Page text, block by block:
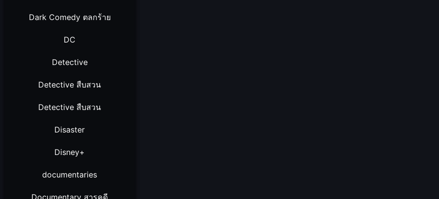
Dark Comedy ตลกร้าย
DC
Detective
Detective สืบสวน
Detective สืบสวน
Disaster
Disney+
documentaries
Documentary สารคดี